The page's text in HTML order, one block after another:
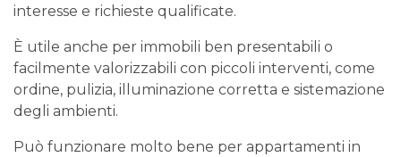
interesse e richieste qualificate.
È utile anche per immobili ben presentabili o
facilmente valorizzabili con piccoli interventi, come
ordine, pulizia, illuminazione corretta e sistemazione
degli ambienti.
Può funzionare molto bene per appartamenti in